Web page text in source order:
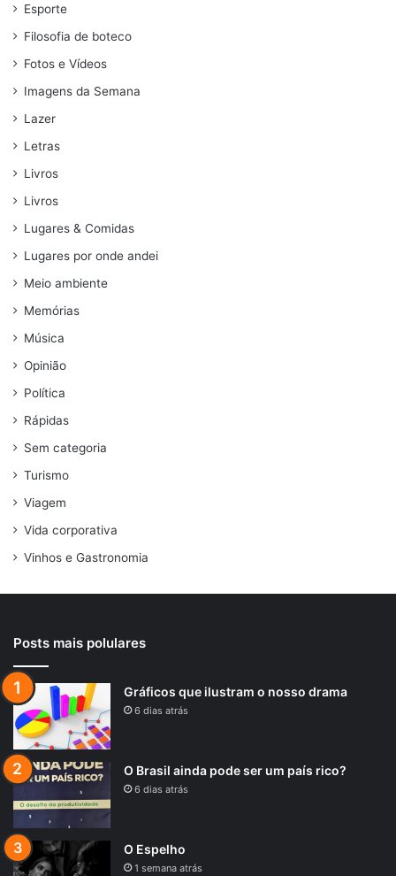
Esporte
Filosofia de boteco
Fotos e Vídeos
Imagens da Semana
Lazer
Letras
Livros
Livros
Lugares & Comidas
Lugares por onde andei
Meio ambiente
Memórias
Música
Opinião
Política
Rápidas
Sem categoria
Turismo
Viagem
Vida corporativa
Vinhos e Gastronomia
Posts mais polulares
Gráficos que ilustram o nosso drama
6 dias atrás
O Brasil ainda pode ser um país rico?
6 dias atrás
O Espelho
1 semana atrás